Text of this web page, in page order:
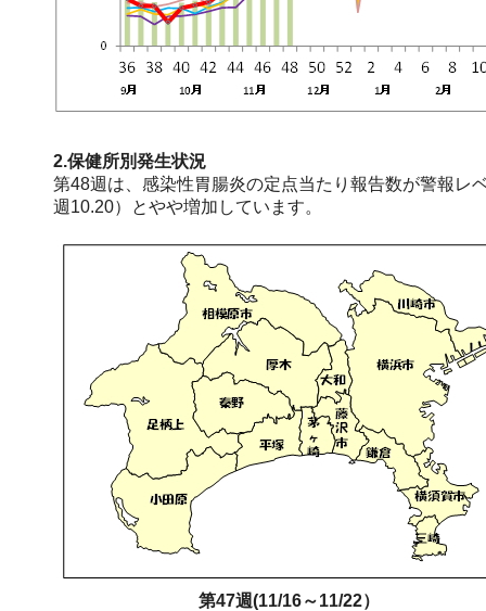
2.保健所別発生状況
第48週は、感染性胃腸炎の定点当たり報告数が警報レ
週10.20）とやや増加しています。
第47週(11/16～11/22）